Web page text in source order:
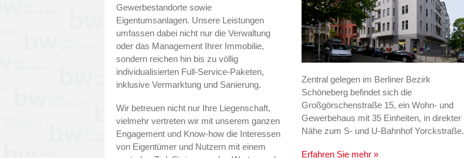
Gewerbestandorte sowie
Eigentumsanlagen. Unsere Leistungen
umfassen dabei nicht nur die Verwaltung
oder das Management Ihrer Immobilie,
sondern reichen hin bis zu völlig
individualisierten Full-Service-Paketen,
inklusive Vermarktung und Sanierung.
Wir betreuen nicht nur Ihre Liegenschaft,
vielmehr vertreten wir mit unserem ganzen
Engagement und Know-how die Interessen
von Eigentümer und Nutzern mit einem
Zentral gelegen im Berliner Bezirk
Schöneberg befindet sich die
Großgörschenstraße 15, ein Wohn- und
Gewerbehaus mit 35 Einheiten, in direkter
Nähe zum S- und U-Bahnhof Yorckstraße.
Erfahren Sie mehr »